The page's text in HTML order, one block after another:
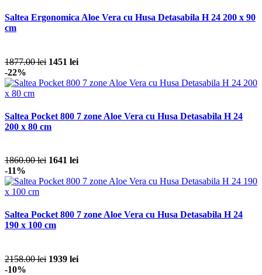
Saltea Ergonomica Aloe Vera cu Husa Detasabila H 24 200 x 90
cm
1877.00 lei 1451 lei
-22%
Saltea Pocket 800 7 zone Aloe Vera cu Husa Detasabila H 24
200 x 80 cm
1860.00 lei 1641 lei
-11%
Saltea Pocket 800 7 zone Aloe Vera cu Husa Detasabila H 24
190 x 100 cm
2158.00 lei 1939 lei
-10%